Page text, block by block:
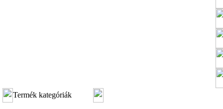
Termék kategóriák